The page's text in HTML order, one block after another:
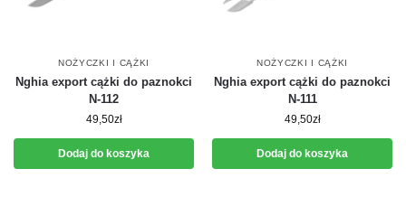
NOŻYCZKI I CĄŻKI
Nghia export cążki do paznokci
N-112
49,50zł
Dodaj do koszyka
NOŻYCZKI I CĄŻKI
Nghia export cążki do paznokci
N-111
49,50zł
Dodaj do koszyka